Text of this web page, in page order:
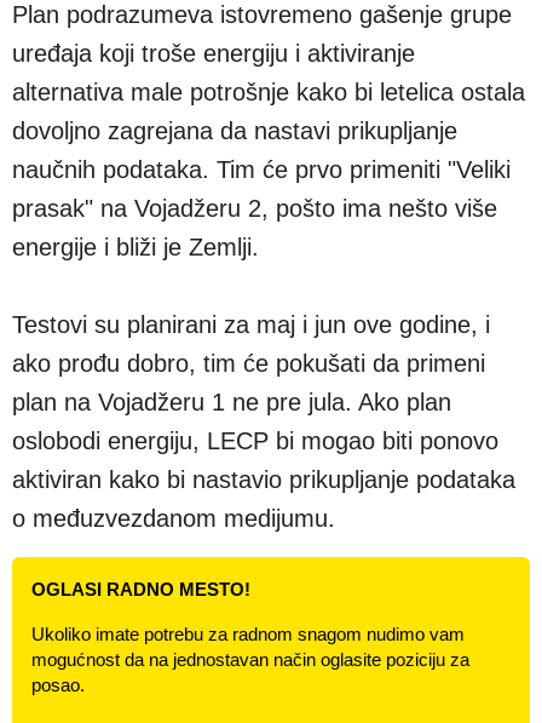
Plan podrazumeva istovremeno gašenje grupe
uređaja koji troše energiju i aktiviranje
alternativa male potrošnje kako bi letelica ostala
dovoljno zagrejana da nastavi prikupljanje
naučnih podataka. Tim će prvo primeniti "Veliki
prasak" na Vojadžeru 2, pošto ima nešto više
energije i bliži je Zemlji.
Testovi su planirani za maj i jun ove godine, i
ako prođu dobro, tim će pokušati da primeni
plan na Vojadžeru 1 ne pre jula. Ako plan
oslobodi energiju, LECP bi mogao biti ponovo
aktiviran kako bi nastavio prikupljanje podataka
o međuzvezdanom medijumu.
OGLASI RADNO MESTO!
Ukoliko imate potrebu za radnom snagom nudimo vam
mogućnost da na jednostavan način oglasite poziciju za
posao.